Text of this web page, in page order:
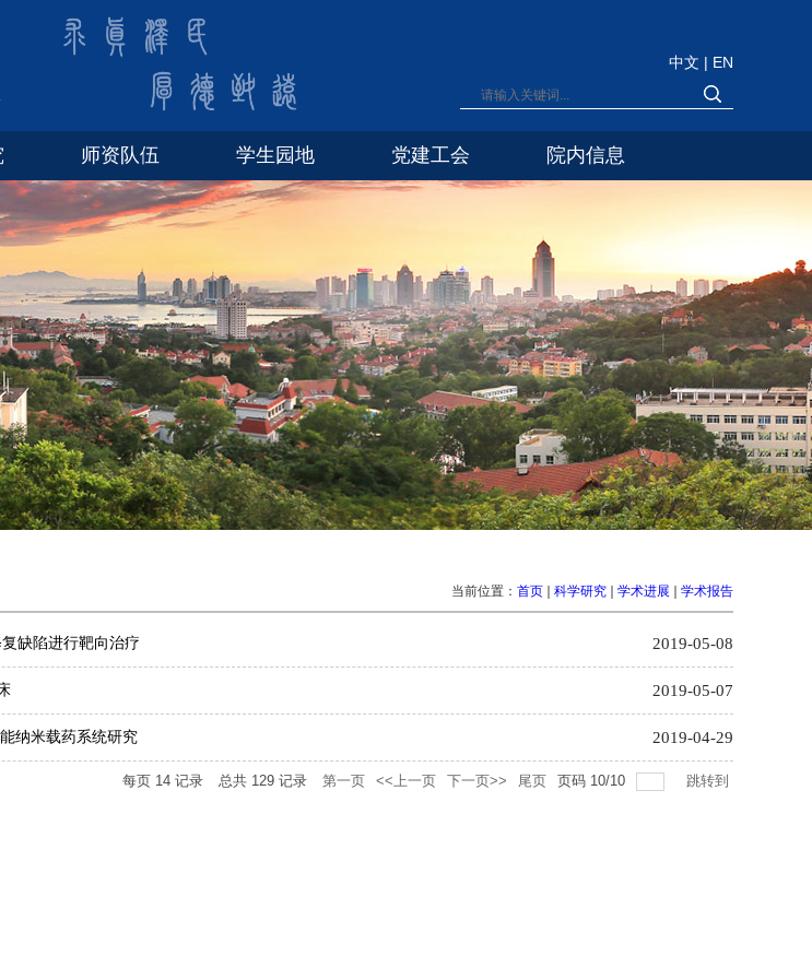
中文 | EN
师资队伍 学生园地 党建工会 院内信息
当前位置： 首页 科学研究 学术进展 学术报告
缺陷进行靶向治疗 2019-05-08
2019-05-07
纳米载药系统研究 2019-04-29
每页 14 记录 总共 129 记录 第一页 <<上一页 下一页>> 尾页 页码 10/10 跳转到